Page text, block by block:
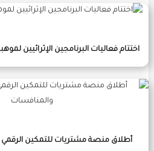
اختتام فعاليات البرنامجين الإثرائيين
أطلاق منصة مشتريات للتمكين الرقمي